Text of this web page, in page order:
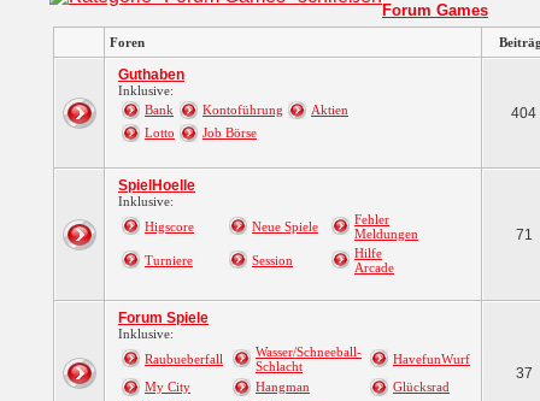
Forum Games
Foren
Guthaben
Inklusive:
Bank
Kontoführung
Aktien
Lotto
Job Börse
404
SpielHoelle
Inklusive:
Higscore
Neue Spiele
Fehler
Meldungen
Turniere
Session
Hilfe
Arcade
71
Forum Spiele
Inklusive:
Raubueberfall
Wasser/Schneeball-
Schlacht
HavefunWurf
My City
Hangman
Glücksrad
37